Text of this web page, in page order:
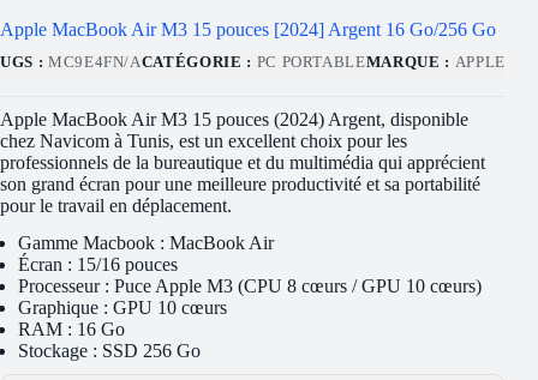
Apple MacBook Air M3 15 pouces [2024] Argent 16 Go/256 Go
UGS : MC9E4FN/ACATÉGORIE : PC PORTABLEMARQUE : APPLE
Apple MacBook Air M3 15 pouces (2024) Argent, disponible
chez Navicom à Tunis, est un excellent choix pour les
professionnels de la bureautique et du multimédia qui apprécient
son grand écran pour une meilleure productivité et sa portabilité
pour le travail en déplacement.
Gamme Macbook : MacBook Air
Écran : 15/16 pouces
Processeur : Puce Apple M3 (CPU 8 cœurs / GPU 10 cœurs)
Graphique : GPU 10 cœurs
RAM : 16 Go
Stockage : SSD 256 Go